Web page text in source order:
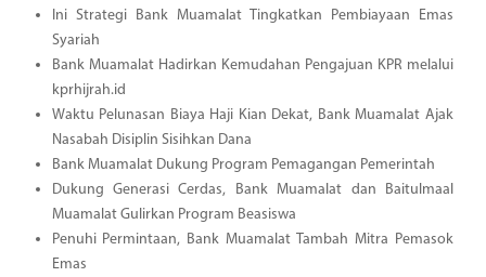
Ini Strategi Bank Muamalat Tingkatkan Pembiayaan Emas
Syariah
Bank Muamalat Hadirkan Kemudahan Pengajuan KPR melalui
kprhijrah.id
Waktu Pelunasan Biaya Haji Kian Dekat, Bank Muamalat Ajak
Nasabah Disiplin Sisihkan Dana
Bank Muamalat Dukung Program Pemagangan Pemerintah
Dukung Generasi Cerdas, Bank Muamalat dan Baitulmaal
Muamalat Gulirkan Program Beasiswa
Penuhi Permintaan, Bank Muamalat Tambah Mitra Pemasok
Emas